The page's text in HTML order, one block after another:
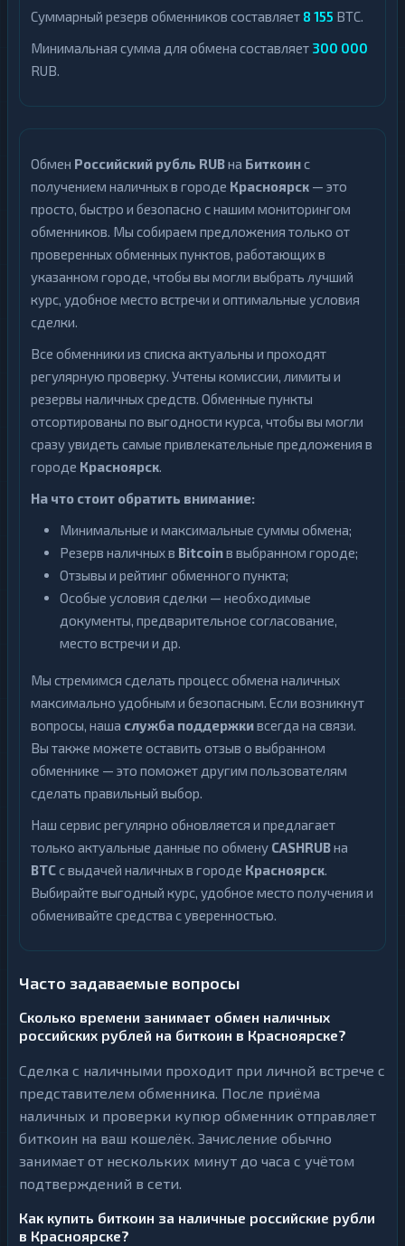
Суммарный резерв обменников составляет 8 155 BTC.
Минимальная сумма для обмена составляет 300 000
RUB.
Обмен Российский рубль RUBна Биткоинс
получением наличных в городе Красноярск — это
просто, быстро и безопасно с нашим мониторингом
обменников. Мы собираем предложения только от
проверенных обменных пунктов, работающих в
указанном городе, чтобы вы могли выбрать лучший
курс, удобное место встречи и оптимальные условия
сделки.
Все обменники из списка актуальны и проходят
регулярную проверку. Учтены комиссии, лимиты и
резервы наличных средств. Обменные пункты
отсортированы по выгодности курса, чтобы вы могли
сразу увидеть самые привлекательные предложения в
городе Красноярск.
На что стоит обратить внимание:
Минимальные и максимальные суммы обмена;
Резерв наличных в Bitcoinв выбранном городе;
Отзывы и рейтинг обменного пункта;
Особые условия сделки — необходимые
документы, предварительное согласование,
место встречи и др.
Мы стремимся сделать процесс обмена наличных
максимально удобным и безопасным. Если возникнут
вопросы, наша служба поддержкивсегда на связи.
Вы также можете оставить отзыв о выбранном
обменнике — это поможет другим пользователям
сделать правильный выбор.
Наш сервис регулярно обновляется и предлагает
только актуальные данные по обмену CASHRUBна
BTCс выдачей наличных в городе Красноярск.
Выбирайте выгодный курс, удобное место получения и
обменивайте средства с уверенностью.
Часто задаваемые вопросы
Сколько времени занимает обмен наличных
российских рублей на биткоин в Красноярске?
Сделка с наличными проходит при личной встрече с
представителем обменника. После приёма
наличных и проверки купюр обменник отправляет
биткоин на ваш кошелёк. Зачисление обычно
занимает от нескольких минут до часа с учётом
подтверждений в сети.
Как купить биткоин за наличные российские рубли
в Красноярске?